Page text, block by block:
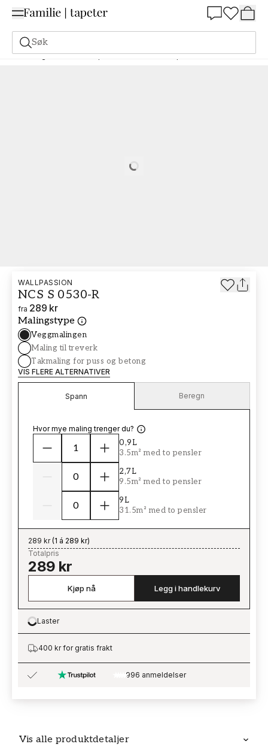
Søk
Maling Bestill basert på NCS Bestill basert på NCS 0530-R
Loading…
Vis alle produktdetaljer
WALLPASSION
NCS S 0530-R
fra 289 kr
Malingstype
Veggmalingen
Maling til treverk
Takmaling for puss og betong
VIS FLERE ALTERNATIVER
Spann Beregn
Hvor mye maling trenger du?
0,9L
3.5m² med to pensler
2,7L
9.5m² med to pensler
9L
31.5m² med to pensler
289 kr(1 á 289 kr)
Totalpris
289 kr
Kjøp nå Legg i handlekurv
Loading…
Laster
400 kr for gratis frakt
996 anmeldelser